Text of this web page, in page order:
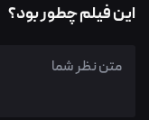
این فیلم چطور بود؟